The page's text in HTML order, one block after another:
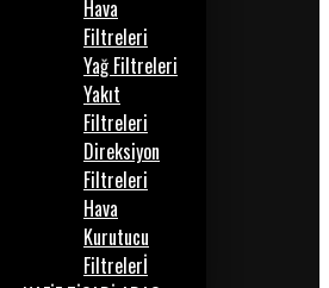
Hava
Filtreleri
Yağ Filtreleri
Yakıt
Filtreleri
Direksiyon
Filtreleri
Hava
Kurutucu
Filtrelerİ